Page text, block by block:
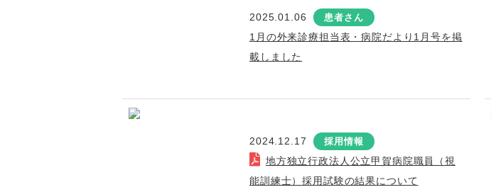
2025.01.06 患者さん
1月の外来診療担当表・病院だより1月号を掲
載しました
2024.12.17 採用情報
地方独立行政法人公立甲賀病院職員（視
能訓練士）採用試験の結果について